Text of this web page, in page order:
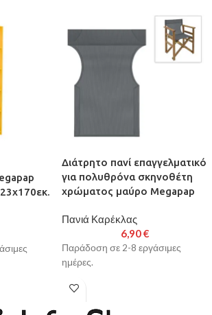
Διάτρητο πανί επαγγελματικό
για πολυθρόνα σκηνοθέτη
χρώματος μαύρο Megapap
Πανιά Καρέκλας
6,90€
Παράδοση σε 2-8 εργάσιμες
ημέρες.